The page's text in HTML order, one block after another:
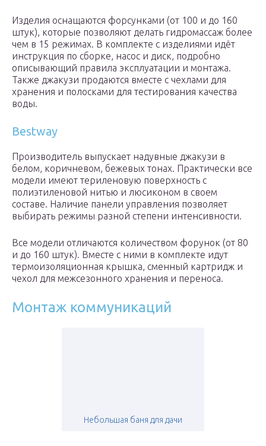
Изделия оснащаются форсунками (от 100 и до 160
штук), которые позволяют делать гидромассаж более
чем в 15 режимах. В комплекте с изделиями идёт
инструкция по сборке, насос и диск, подробно
описывающий правила эксплуатации и монтажа.
Также джакузи продаются вместе с чехлами для
хранения и полосками для тестирования качества
воды.
Bestway
Производитель выпускает надувные джакузи в
белом, коричневом, бежевых тонах. Практически все
модели имеют териленовую поверхность с
полиэтиленовой нитью и люсиконом в своем
составе. Наличие панели управления позволяет
выбирать режимы разной степени интенсивности.
Все модели отличаются количеством форунок (от 80
и до 160 штук). Вместе с ними в комплекте идут
термоизоляционная крышка, сменный картридж и
чехол для межсезонного хранения и переноса.
Монтаж коммуникаций
Небольшая баня для дачи